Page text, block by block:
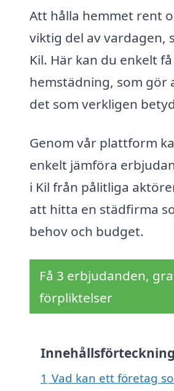
Att hålla hemmet rent
viktig del av vardagen,
Kil. Här kan du enkelt
hemstädning, som gör
det som verkligen
Genom vår plattform
enkelt jämföra
i Kil från pålitliga
att hitta en städfirma
behov och budget.
Få 3 erbjudanden,
förpliktelser
Innehållsförteckning
1 Vad kan ett företag